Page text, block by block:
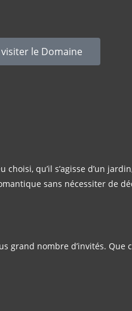
le Domaine
qu’il s’agisse d’un
sans nécessiter de
grand nombre d’invités. Que